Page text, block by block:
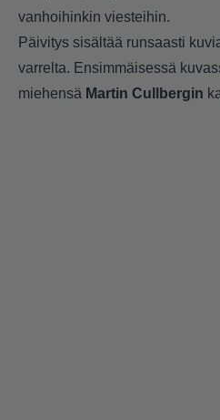
vanhoihinkin viesteihin.
Päivitys sisältää runsaasti
varrelta. Ensimmäisessä
miehensä Martin Cullbergin